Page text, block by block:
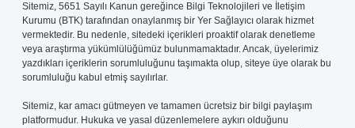
Sitemiz, 5651 Sayılı Kanun gereğince Bilgi Teknolojileri ve İletişim
Kurumu (BTK) tarafından onaylanmış bir Yer Sağlayıcı olarak hizmet
vermektedir. Bu nedenle, sitedeki içerikleri proaktif olarak denetleme
veya araştırma yükümlülüğümüz bulunmamaktadır. Ancak, üyelerimiz
yazdıkları içeriklerin sorumluluğunu taşımakta olup, siteye üye olarak bu
sorumluluğu kabul etmiş sayılırlar.
Sitemiz, kar amacı gütmeyen ve tamamen ücretsiz bir bilgi paylaşım
platformudur. Hukuka ve yasal düzenlemelere aykırı olduğunu